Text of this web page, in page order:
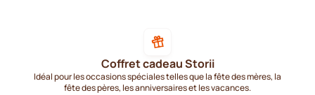
Coffret cadeau Storii
Idéal pour les occasions spéciales telles que la fête des mères, la
fête des pères, les anniversaires et les vacances.